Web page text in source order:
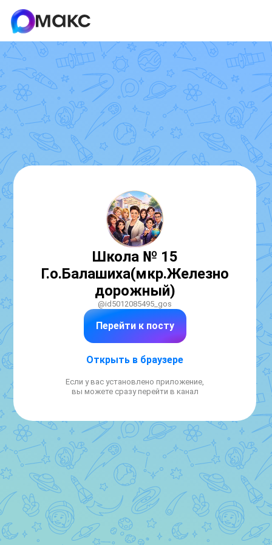
Школа № 15
Г.о.Балашиха(мкр.Железно
дорожный)
@id5012085495_gos
Перейти к посту
Открыть в браузере
Если у вас установлено приложение,
вы можете сразу перейти в канал